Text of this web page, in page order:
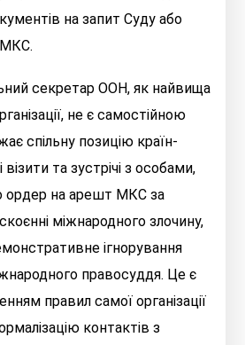
на запит Суду або
МКС.
секретар ООН, як найвища
не є самостійною
спільну позицію країн-
візити та зустрічі з особами,
ордер на арешт МКС за
міжнародного злочину,
ігнорування
правосуддя. Це є
правил самої організації
контактів з